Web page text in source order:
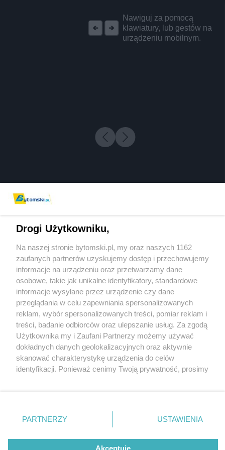
Nawiguj za pomocą
klawiatury, lub gestów na
urządzeniu mobilnym.
3 / 0
Wydawca mediów lokalnych
Nie zapomnij
zapoznać się z:
polityką prywatności regulamin korzystania z portali
Twojemiasto
Piekary Śląskie
Chorzów
Tarnowskie Góry
Gliwice
Skontakuj sięz nami
Kontakt
Wydawca
Pogoda
Drogi Użytkowniku,
Na naszej stronie bytomski.pl, my oraz naszych 1162
zaufanych partnerów uzyskujemy dostęp i przechowujemy
informacje na urządzeniu oraz przetwarzamy dane
osobowe, takie jak unikalne identyfikatory, standardowe
informacje wysyłane przez urządzenie czy dane
przeglądania w celu zapewniania spersonalizowanych
reklam, wybór spersonalizowanych treści, pomiar reklam i
treści, badanie odbiorców oraz ulepszanie usług. Za zgodą
Użytkownika my i Zaufani Partnerzy możemy używać
dokładnych danych geolokalizacyjnych oraz aktywnie
skanować charakterystykę urządzenia do celów
identyfikacji. Ponieważ cenimy Twoją prywatność, prosimy
prywatności znajdujący się w lewym dolnym rogu strony
. Niektóre rodzaje przetwarzania danych nie wymagają
zgody użytkownika, ale masz prawo sprzeciwić się
takiemu przetwarzaniu. Preferencje będą miały
PARTNERZY USTAWIENIA
Akceptuję